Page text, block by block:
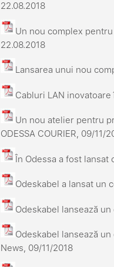
22.08.2018
Un nou complex
22.08.2018
Lansarea unui nou
Cabluri LAN inovatoare
Un nou atelier pentru
ODESSA COURIER, 09/11/
În Odessa a fost
Odeskabel a lansat un
Odeskabel lansează
Odeskabel lansează
News, 09/11/2018